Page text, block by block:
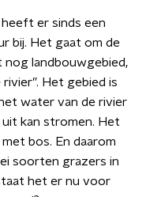
er sinds een
bij. Het gaat om de
landbouwgebied,
Het gebied is
water van de rivier
kan stromen. Het
bos. En daarom
soorten grazers in
het er nu voor